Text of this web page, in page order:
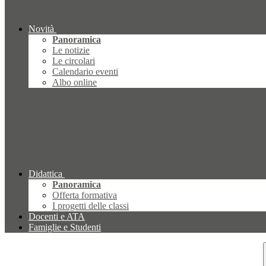
Novità
Panoramica
Le notizie
Le circolari
Calendario eventi
Albo online
Didattica
Panoramica
Offerta formativa
I progetti delle classi
Docenti e ATA
Famiglie e Studenti